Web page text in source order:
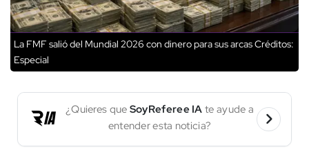
La FMF salió del Mundial 2026 con dinero para sus arcasCréditos:
Especial
¿Quieres que SoyReferee IA te ayude a
entender esta noticia?